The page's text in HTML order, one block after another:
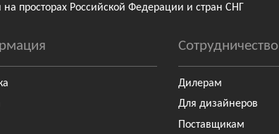
на просторах Российской Федерации и стран СНГ
Сотрудничество
Дилерам
Для дизайнеров
Поставщикам